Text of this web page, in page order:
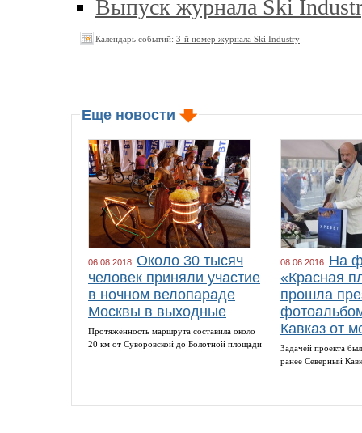
Выпуск журнала Ski
Календарь событий: 3-й номер журнала Ski Industry
Еще новости
06.08.2018 Около 30 тысяч
человек приняли участие
в ночном велопараде
Москвы в выходные
Протяжённость маршрута составила около
20 км от Суворовской до Болотной площади
08.06.2016 На
«Красная
прошла
Кавказ от
Задачей проекта
ранее Северный